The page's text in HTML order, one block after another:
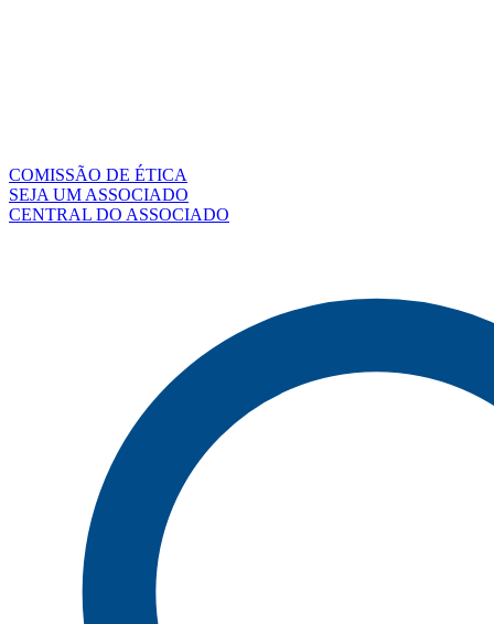
COMISSÃO DE ÉTICA
SEJA UM ASSOCIADO
CENTRAL DO ASSOCIADO